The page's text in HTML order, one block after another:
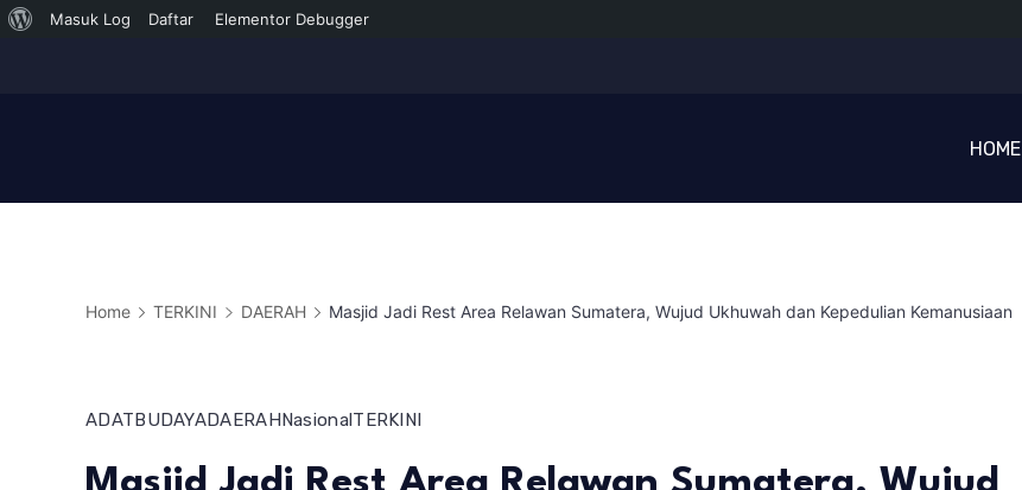
Tentang
Masuk Log Daftar Elementor Debugger
HOME
Home TERKINI DAERAH Masjid Jadi Rest Area Relawan Sumatera, Wujud Ukhuwah dan Kepedulian Kemanusiaan
ADATBUDAYADAERAHNasionalTERKINI